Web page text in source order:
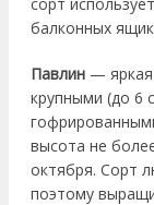
балконных
Павлин — яркая
крупными (до 6
высота не
октября. Сорт
поэтому